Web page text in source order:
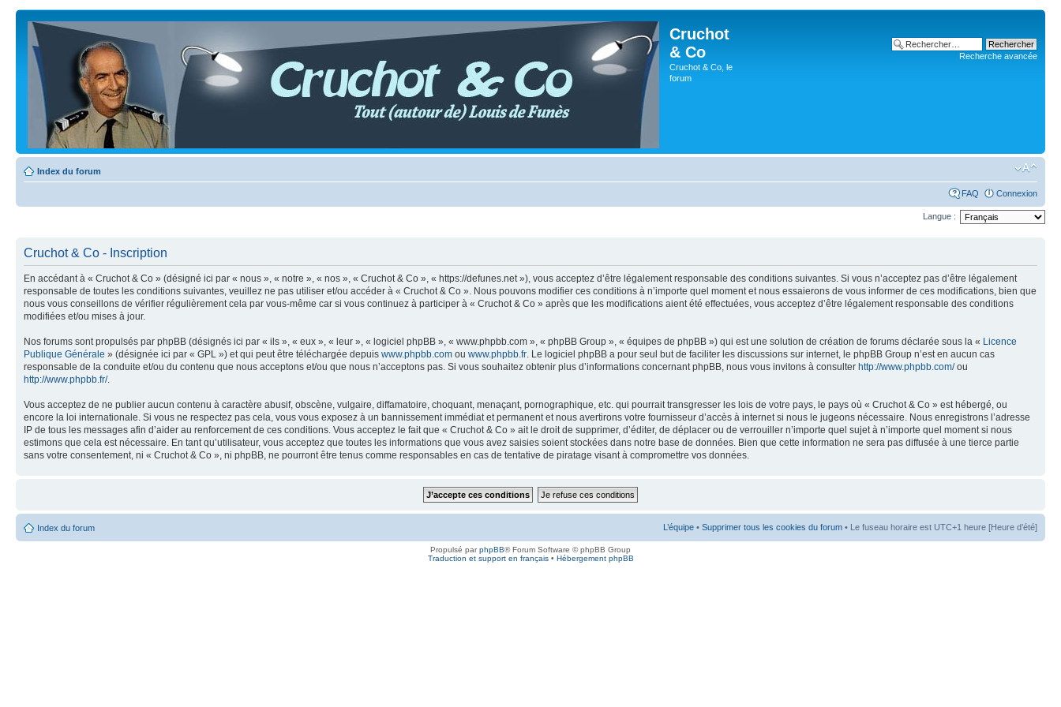
Cruchot
& Co
Cruchot & Co, le
forum
Recherche avancée
Index du forum
FAQ Connexion
Langue :
Cruchot & Co - Inscription
En accédant à « Cruchot & Co » (désigné ici par « nous », « notre », « nos », « Cruchot & Co », « https://defunes.net »), vous acceptez d’être légalement responsable des conditions suivantes. Si vous n’acceptez pas d’être légalement
responsable de toutes les conditions suivantes, veuillez ne pas utiliser et/ou accéder à « Cruchot & Co ». Nous pouvons modifier ces conditions à n’importe quel moment et nous essaierons de vous informer de ces modifications, bien que
nous vous conseillons de vérifier régulièrement cela par vous-même car si vous continuez à participer à « Cruchot & Co » après que les modifications aient été effectuées, vous acceptez d’être légalement responsable des conditions
modifiées et/ou mises à jour.
Nos forums sont propulsés par phpBB (désignés ici par « ils », « eux », « leur », « logiciel phpBB », « www.phpbb.com », « phpBB Group », « équipes de phpBB ») qui est une solution de création de forums déclarée sous la « Licence
Publique Générale » (désignée ici par « GPL ») et qui peut être téléchargée depuis www.phpbb.com ou www.phpbb.fr . Le logiciel phpBB a pour seul but de faciliter les discussions sur internet, le phpBB Group n’est en aucun cas
responsable de la conduite et/ou du contenu que nous acceptons et/ou que nous n’acceptons pas. Si vous souhaitez obtenir plus d’informations concernant phpBB, nous vous invitons à consulter http://www.phpbb.com/ou
http://www.phpbb.fr/.
Vous acceptez de ne publier aucun contenu à caractère abusif, obscène, vulgaire, diffamatoire, choquant, menaçant, pornographique, etc. qui pourrait transgresser les lois de votre pays, le pays où « Cruchot & Co » est hébergé, ou
encore la loi internationale. Si vous ne respectez pas cela, vous vous exposez à un bannissement immédiat et permanent et nous avertirons votre fournisseur d’accès à internet si nous le jugeons nécessaire. Nous enregistrons l’adresse
IP de tous les messages afin d’aider au renforcement de ces conditions. Vous acceptez le fait que « Cruchot & Co » ait le droit de supprimer, d’éditer, de déplacer ou de verrouiller n’importe quel sujet à n’importe quel moment si nous
estimons que cela est nécessaire. En tant qu’utilisateur, vous acceptez que toutes les informations que vous avez saisies soient stockées dans notre base de données. Bien que cette information ne sera pas diffusée à une tierce partie
sans votre consentement, ni « Cruchot & Co », ni phpBB, ne pourront être tenus comme responsables en cas de tentative de piratage visant à compromettre vos données.
Index du forum L’équipe • Supprimer tous les cookies du forum • Le fuseau horaire est UTC+1 heure [Heure d’été]
Propulsé parphpBB® Forum Software © phpBB Group
Traduction et support en français• Hébergement phpBB